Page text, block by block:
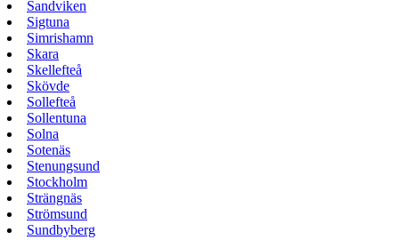
Sandviken
Sigtuna
Simrishamn
Skara
Skellefteå
Skövde
Sollefteå
Sollentuna
Solna
Sotenäs
Stenungsund
Stockholm
Strängnäs
Strömsund
Sundbyberg